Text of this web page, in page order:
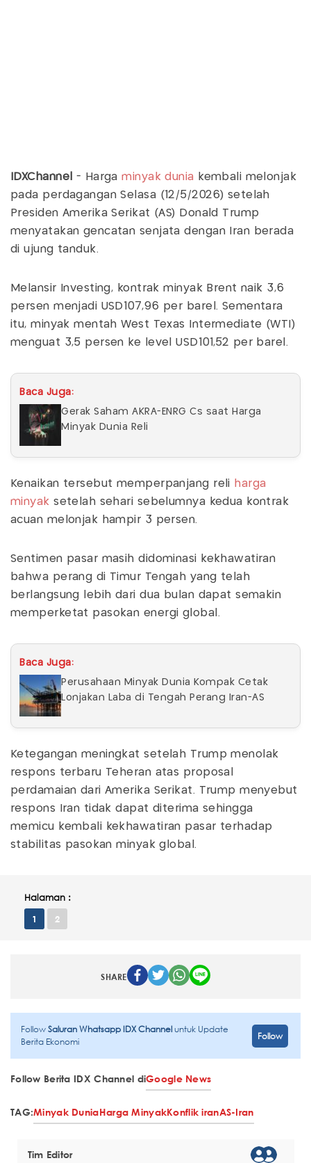
IDXChannel - Hargaminyak dunia
kembali melonjak
pada perdagangan Selasa (12/5/2026) setelah
Presiden Amerika Serikat (AS) Donald Trump
menyatakan gencatan senjata dengan Iran berada
di ujung tanduk.
Melansir Investing, kontrak minyak Brent naik 3,6
persen menjadi USD107,96 per barel. Sementara
itu, minyak mentah West Texas Intermediate (WTI)
menguat 3,5 persen ke level USD101,52 per barel.
Baca Juga:
Gerak Saham AKRA-ENRG Cs saat Harga
Minyak Dunia Reli
Kenaikan tersebut memperpanjang reli harga
minyak setelah sehari sebelumnya kedua kontrak
acuan melonjak hampir 3 persen.
Sentimen pasar masih didominasi kekhawatiran
bahwa perang di Timur Tengah yang telah
berlangsung lebih dari dua bulan dapat semakin
memperketat pasokan energi global.
Baca Juga:
Perusahaan Minyak Dunia Kompak Cetak
Lonjakan Laba di Tengah Perang Iran-AS
Ketegangan meningkat setelah Trump menolak
respons terbaru Teheran atas proposal
perdamaian dari Amerika Serikat. Trump menyebut
respons Iran tidak dapat diterima sehingga
memicu kembali kekhawatiran pasar terhadap
stabilitas pasokan minyak global.
Halaman :
1 2
SHARE
FollowSaluran Whatsapp IDX Channeluntuk Update
Berita Ekonomi
Follow
Follow Berita IDX Channel diGoogle News
TAG:Minyak DuniaHarga MinyakKonflik iranAS-Iran
Tim Editor